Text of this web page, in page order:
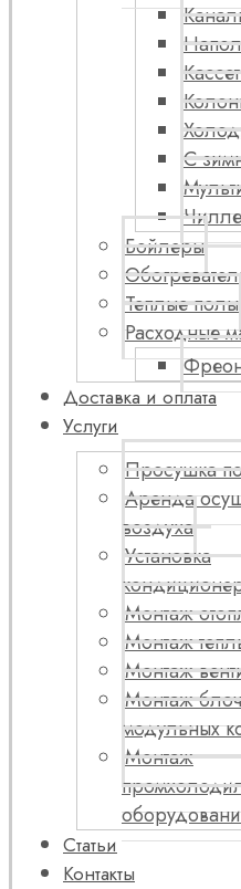
С
Бойлеры
Теплые полы
Расходные
Доставка и оплата
Услуги
Просушка
Аренда
воздуха
Установка
Монтаж
Монтаж
Монтаж
Монтаж
модульных
Монтаж
Статьи
Контакты